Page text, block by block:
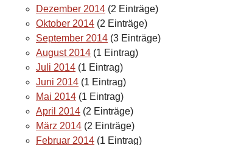
Dezember 2014 (2 Einträge)
Oktober 2014 (2 Einträge)
September 2014 (3 Einträge)
August 2014 (1 Eintrag)
Juli 2014 (1 Eintrag)
Juni 2014 (1 Eintrag)
Mai 2014 (1 Eintrag)
April 2014 (2 Einträge)
März 2014 (2 Einträge)
Februar 2014 (1 Eintrag)